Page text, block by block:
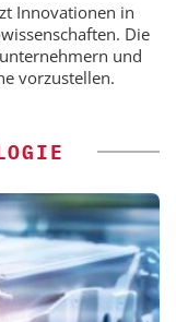
Innovationen in
Die
und
vorzustellen.